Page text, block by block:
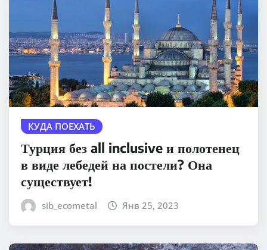
КУДА ПОЕХАТЬ
Турция без all inclusive и полотенец
в виде лебедей на постели? Она
существует!
sib_ecometal Янв 25, 2023